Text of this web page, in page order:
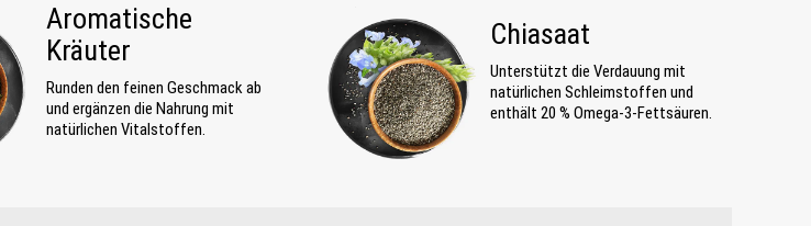
Aromatische
Kräuter
Runden den feinen Geschmack ab
und ergänzen die Nahrung mit
natürlichen Vitalstoffen.
Chiasaat
Unterstützt die Verdauung mit
natürlichen Schleimstoffen und
enthält 20 % Omega-3-Fettsäuren.